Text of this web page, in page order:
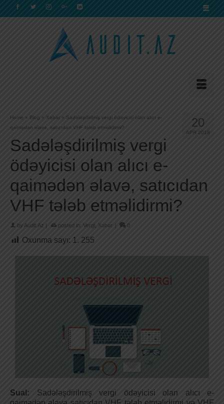
20
APR 2018
Home » Blog » Xəbər » Sadələşdirilmiş vergi ödəyicisi olan alıcı e-
qaimədən əlavə, satıcıdan VHF tələb etməlidirmi?
Sadələşdirilmiş vergi
ödəyicisi olan alıcı e-
qaimədən əlavə, satıcıdan
VHF tələb etməlidirmi?
by Audit.Az | posted in: Vergi Xəbər | 0
Oxunma sayı: 1. 255
Sual: Sadələşdirilmiş vergi ödəyicisi olan alıcı e-